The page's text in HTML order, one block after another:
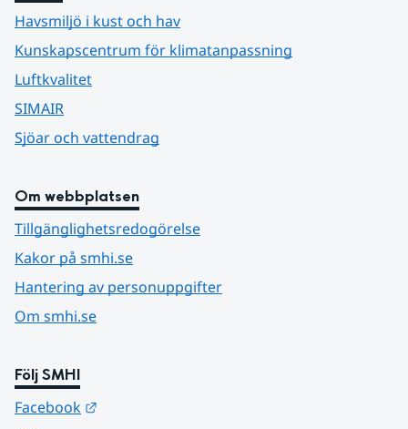
Havsmiljö i kust och hav
Kunskapscentrum för klimatanpassning
Luftkvalitet
SIMAIR
Sjöar och vattendrag
Om webbplatsen
Tillgänglighetsredogörelse
Kakor på smhi.se
Hantering av personuppgifter
Om smhi.se
Följ SMHI
Facebook